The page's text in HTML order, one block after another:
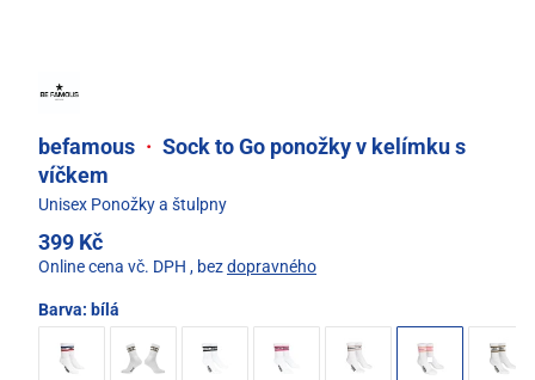
befamous · Sock to Go ponožky v kelímku s
víčkem
Unisex Ponožky a štulpny
399 Kč
Online cena vč. DPH , bezdopravného
Barva: bílá